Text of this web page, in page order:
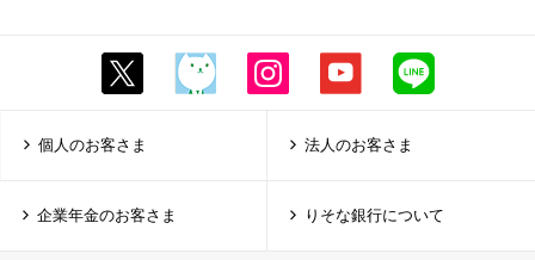
個人のお客さま 法人のお客さま
企業年金のお客さま りそな銀行について